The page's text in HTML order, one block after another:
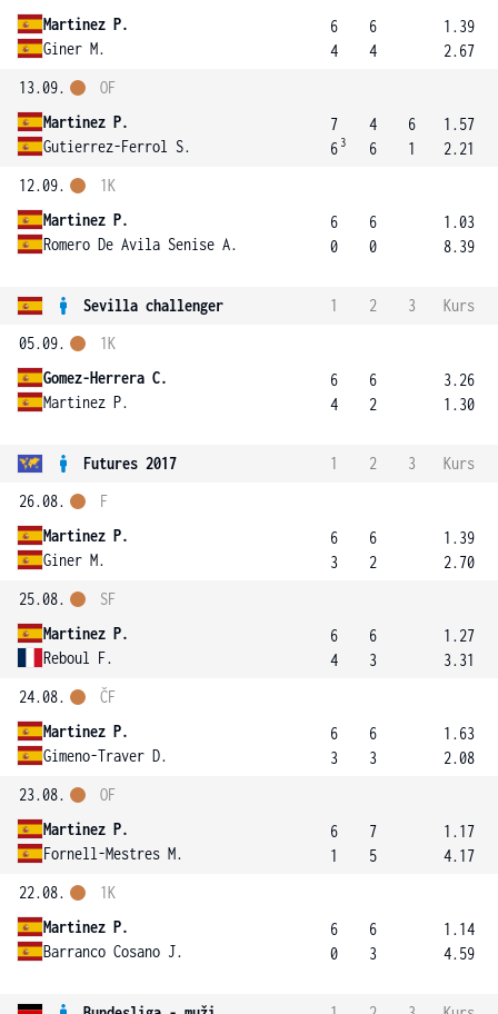
Martinez P.
Giner M.
6
4
6
4
1.39
2.67
13.09.
Martinez P.
Gutierrez-Ferrol S.
OF
7
6 3
4
6
6
1
1.57
2.21
12.09.
Martinez P.
Romero De Avila Senise A.
1K
6
0
6
0
1.03
8.39
Sevilla challenger 1 2 3
Kurs
05.09.
Gomez-Herrera C.
Martinez P.
1K
6
4
6
2
3.26
1.30
Futures 2017 1 2 3
Kurs
26.08.
Martinez P.
Giner M.
F
6
3
6
2
1.39
2.70
25.08.
Martinez P.
Reboul F.
SF
6
4
6
3
1.27
3.31
24.08.
Martinez P.
Gimeno-Traver D.
ČF
6
3
6
3
1.63
2.08
23.08.
Martinez P.
Fornell-Mestres M.
OF
6
1
7
5
1.17
4.17
22.08.
Martinez P.
Barranco Cosano J.
1K
6
0
6
3
1.14
4.59